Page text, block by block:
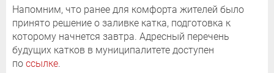
Напомним, что ранее для комфорта жителей было
принято решение о заливке катка, подготовка к
которому начнется завтра. Адресный перечень
будущих катков в муниципалитете доступен
по ссылке.